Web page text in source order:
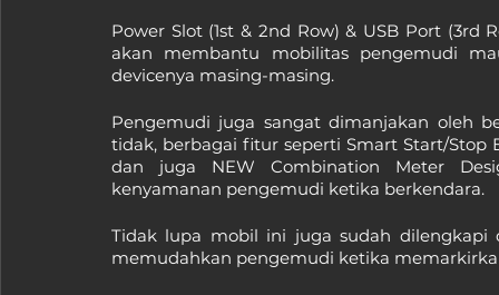
Power Slot (1st & 2nd Row) & USB Port
akan membantu mobilitas pengemudi
devicenya masing-masing.
Pengemudi juga sangat dimanjakan oleh
tidak, berbagai fitur seperti Smart Start/Stop
dan juga NEW Combination Meter
kenyamanan pengemudi ketika berkendara.
Tidak lupa mobil ini juga sudah dilengkapi
memudahkan pengemudi ketika